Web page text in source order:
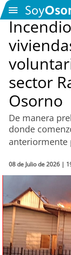
SOYTV
Podcast
Actualidad
Entretención
Deportes
Tecnología
soychile
sector
Osorno
De manera
donde
anteriormente
08 de Julio de 2026 |